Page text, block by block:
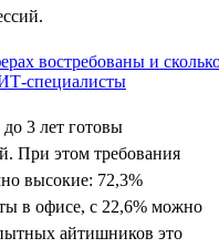
3 лет готовы
При этом требования
высокие: 72,3%
в офисе, с 22,6% можно
айтишников это